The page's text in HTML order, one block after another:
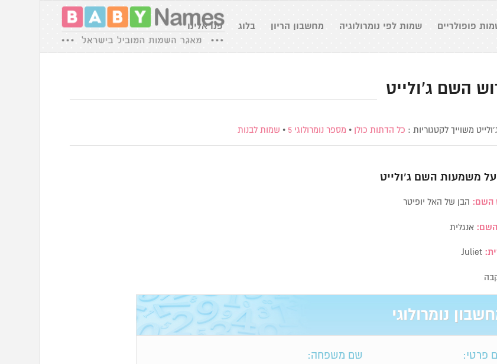
פופולריים שמות לפי נומרולוגיה מחשבון הריון בלוג פנו אלינו
השם ג’ולייט
משוייך לקטגוריות : כל הדתות כולן • מספר נומרולוגי 5 • שמות לבנות
על משמעות השם ג’ולייט
השם: הבן של האל יופיטר
השם: אנגלית
Juliet
נומרולוגי
פרטי: שם משפחה: